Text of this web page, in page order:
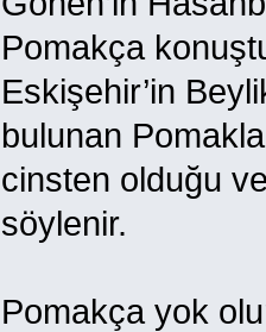
Pomakça
Eskişehir’in
bulunan
cinsten olduğu
söylenir.
Pomakça yok